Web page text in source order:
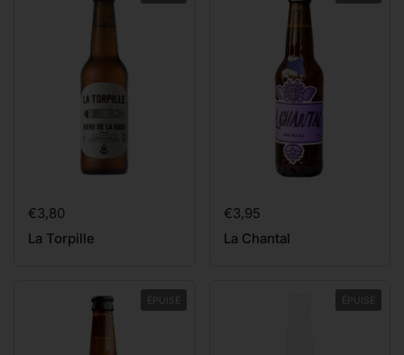
Prix:
€3,80
La Torpille
Prix:
€3,95
La Chantal
ÉPUISÉ ÉPUISÉ